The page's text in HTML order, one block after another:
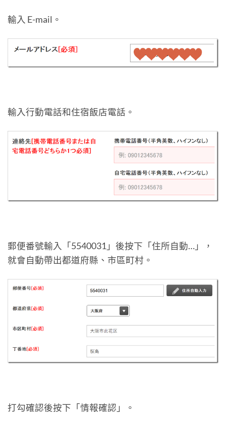
輸入 E-mail。
輸入行動電話和住宿飯店電話。
郵便番號輸入「5540031」後按下「住所自動…」，
就會自動帶出都道府縣、市區町村。
打勾確認後按下「情報確認」。